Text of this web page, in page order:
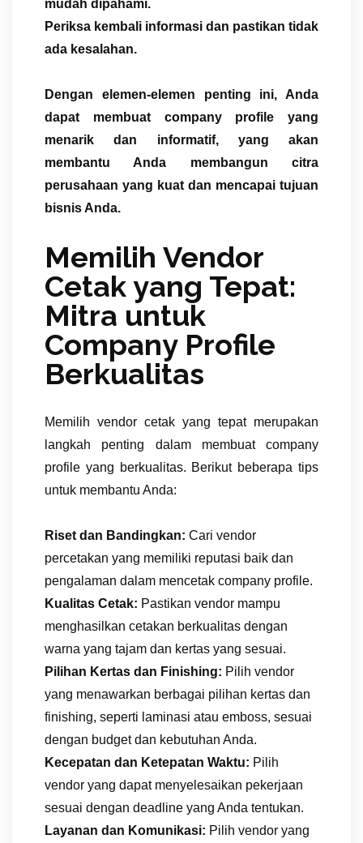
mudah dipahami.
Periksa kembali informasi dan pastikan tidak
ada kesalahan.
Dengan elemen-elemen penting ini, Anda
dapat membuat company profile yang
menarik dan informatif, yang akan
membantu Anda membangun citra
perusahaan yang kuat dan mencapai tujuan
bisnis Anda.
Memilih Vendor
Cetak yang Tepat:
Mitra untuk
Company Profile
Berkualitas
Memilih vendor cetak yang tepat merupakan
langkah penting dalam membuat company
profile yang berkualitas. Berikut beberapa tips
untuk membantu Anda:
Riset dan Bandingkan: Cari vendor
percetakan yang memiliki reputasi baik dan
pengalaman dalam mencetak company profile.
Kualitas Cetak: Pastikan vendor mampu
menghasilkan cetakan berkualitas dengan
warna yang tajam dan kertas yang sesuai.
Pilihan Kertas dan Finishing: Pilih vendor
yang menawarkan berbagai pilihan kertas dan
finishing, seperti laminasi atau emboss, sesuai
dengan budget dan kebutuhan Anda.
Kecepatan dan Ketepatan Waktu: Pilih
vendor yang dapat menyelesaikan pekerjaan
sesuai dengan deadline yang Anda tentukan.
Layanan dan Komunikasi: Pilih vendor yang